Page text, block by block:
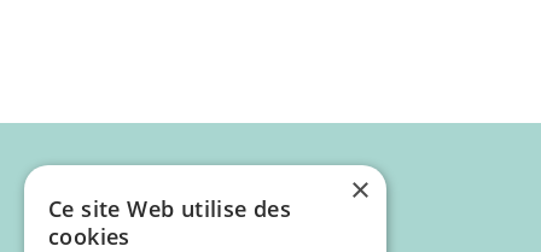
×
Ce site Web utilise des
cookies